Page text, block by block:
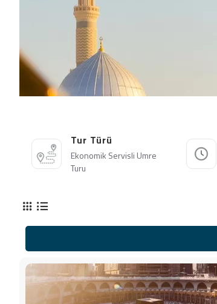
Tur Türü
Ekonomik Servisli Umre
Turu